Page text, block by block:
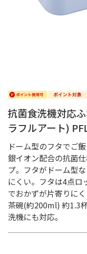
抗菌食洗機対応
ラフルアート)
ドーム型のフタでご
銀イオン配合の抗菌
プ。フタがドーム型
にくい。フタは4点ロ
でおかずが片寄りに
茶碗(約200ml) 約1.3
洗機にも対応。